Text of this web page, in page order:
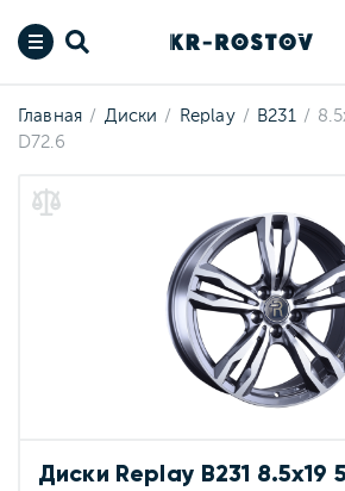
Главная Диски Replay B231
D72.6
Диски Replay B231 8.5x19